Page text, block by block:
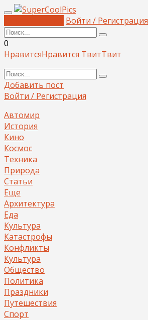
Войти / Регистрация
0
НравитсяНравится ТвитТвит
Добавить пост
Войти / Регистрация
Автомир
История
Кино
Космос
Техника
Природа
Статьи
Еще
Архитектура
Еда
Культура
Катастрофы
Конфликты
Культура
Общество
Политика
Праздники
Путешествия
Спорт